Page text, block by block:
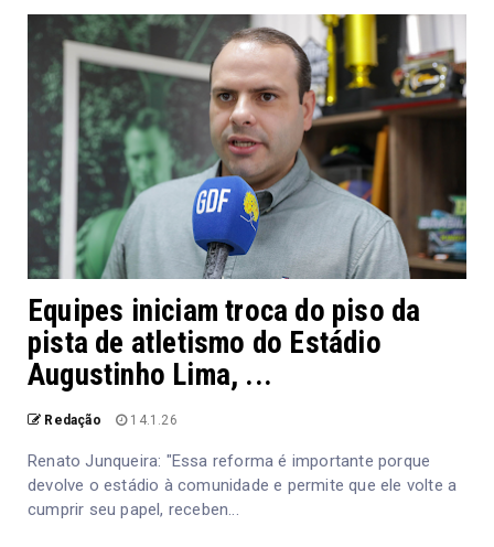
Equipes iniciam troca do piso da
pista de atletismo do Estádio
Augustinho Lima, ...
Redação 14.1.26
Renato Junqueira: "Essa reforma é importante porque
devolve o estádio à comunidade e permite que ele volte a
cumprir seu papel, receben...